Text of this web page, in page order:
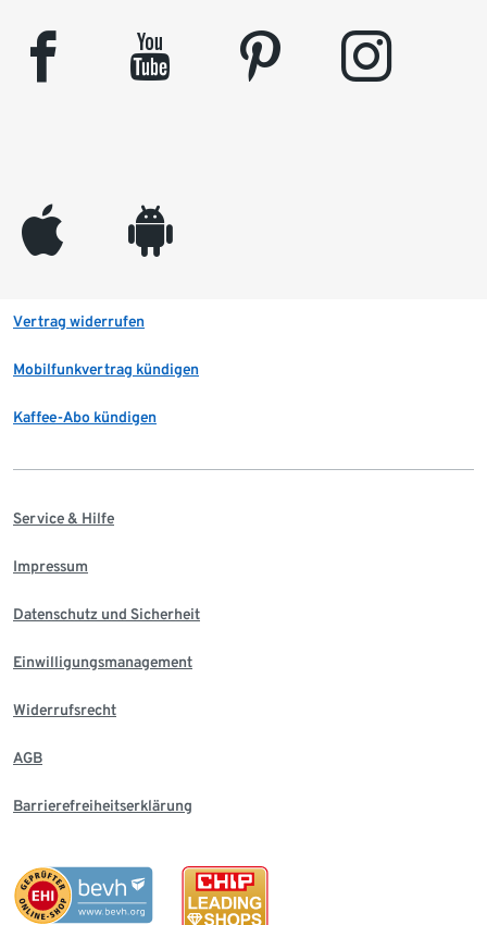
facebook youtube pinterest instagram
appleinc android
Vertrag widerrufen
Mobilfunkvertrag kündigen
Kaffee-Abo kündigen
Service & Hilfe
Impressum
Datenschutz und Sicherheit
Einwilligungsmanagement
Widerrufsrecht
AGB
Barrierefreiheitserklärung